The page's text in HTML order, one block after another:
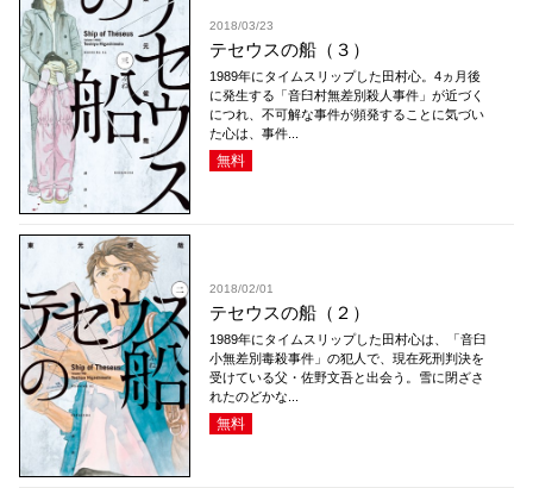
2018/03/23
テセウスの船（３）
1989年にタイムスリップした田村心。4ヵ月後
に発生する「音臼村無差別殺人事件」が近づく
につれ、不可解な事件が頻発することに気づい
た心は、事件...
無料
2018/02/01
テセウスの船（２）
1989年にタイムスリップした田村心は、「音臼
小無差別毒殺事件」の犯人で、現在死刑判決を
受けている父・佐野文吾と出会う。雪に閉ざさ
れたのどかな...
無料